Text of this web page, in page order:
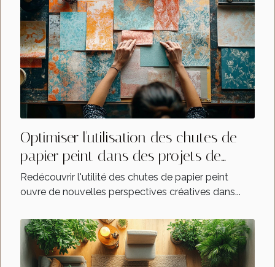
Optimiser l'utilisation des chutes de
papier peint dans des projets de
décoration
Redécouvrir l'utilité des chutes de papier peint
ouvre de nouvelles perspectives créatives dans...